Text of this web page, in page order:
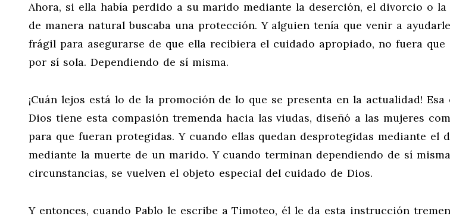
Ahora, si ella había perdido a su marido mediante la deserción, el divorcio o la
de manera natural buscaba una protección. Y alguien tenía que venir a
frágil para asegurarse de que ella recibiera el cuidado apropiado, no fuera
por sí sola. Dependiendo de sí misma.
¡Cuán lejos está lo de la promoción de lo que se presenta en la actualidad!
Dios tiene esta compasión tremenda hacia las viudas, diseñó a las mujeres
para que fueran protegidas. Y cuando ellas quedan desprotegidas mediante el
mediante la muerte de un marido. Y cuando terminan dependiendo de sí
circunstancias, se vuelven el objeto especial del cuidado de Dios.
Y entonces, cuando Pablo le escribe a Timoteo, él le da esta instrucción